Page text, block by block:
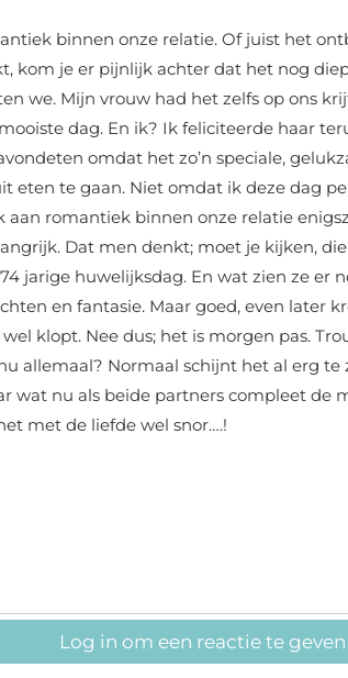
binnen onze relatie. Of juist het
kom je er pijnlijk achter dat het nog
we. Mijn vrouw had het zelfs op ons
dag. En ik? Ik feliciteerde haar
omdat het zo’n speciale,
eten te gaan. Niet omdat ik deze dag
romantiek binnen onze relatie
Dat men denkt; moet je kijken,
jarige huwelijksdag. En wat zien ze er
en fantasie. Maar goed, even later
klopt. Nee dus; het is morgen pas.
allemaal? Normaal schijnt het al erg te
wat nu als beide partners compleet de
met de liefde wel snor….!
Log in om een reactie te geven